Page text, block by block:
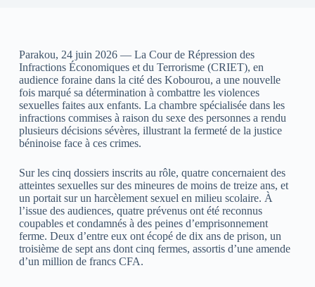
Parakou, 24 juin 2026 — La Cour de Répression des
Infractions Économiques et du Terrorisme (CRIET), en
audience foraine dans la cité des Kobourou, a une nouvelle
fois marqué sa détermination à combattre les violences
sexuelles faites aux enfants. La chambre spécialisée dans les
infractions commises à raison du sexe des personnes a rendu
plusieurs décisions sévères, illustrant la fermeté de la justice
béninoise face à ces crimes.
Sur les cinq dossiers inscrits au rôle, quatre concernaient des
atteintes sexuelles sur des mineures de moins de treize ans, et
un portait sur un harcèlement sexuel en milieu scolaire. À
l’issue des audiences, quatre prévenus ont été reconnus
coupables et condamnés à des peines d’emprisonnement
ferme. Deux d’entre eux ont écopé de dix ans de prison, un
troisième de sept ans dont cinq fermes, assortis d’une amende
d’un million de francs CFA.